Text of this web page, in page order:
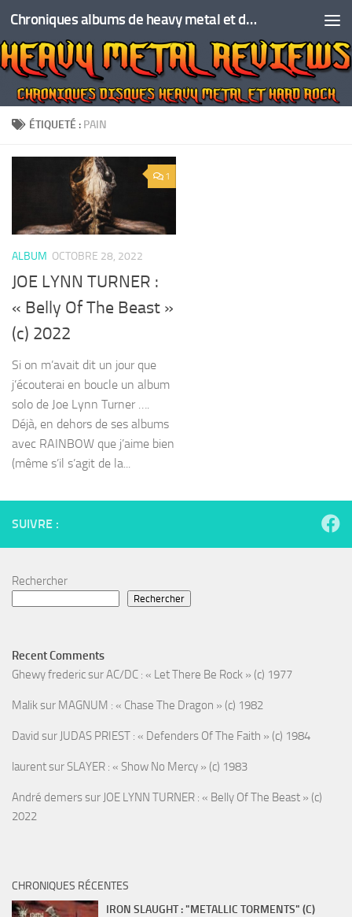
Skip to content Chroniques albums de heavy metal et de hard rock
ÉTIQUETÉ : PAIN
1
ALBUM OCTOBRE 28, 2022
JOE LYNN TURNER :
« Belly Of The Beast »
(c) 2022
Si on m’avait dit un jour que
j’écouterai en boucle un album
solo de Joe Lynn Turner ….
Déjà, en dehors de ses albums
avec RAINBOW que j’aime bien
(même s’il s’agit de la...
SUIVRE :
Rechercher
Rechercher
Recent Comments
Ghewy fredericsurAC/DC : « Let There Be Rock » (c) 1977
Maliksur MAGNUM : « Chase The Dragon » (c) 1982
David sur JUDAS PRIEST : « Defenders Of The Faith » (c) 1984
laurentsur SLAYER : « Show No Mercy » (c) 1983
André demerssur JOE LYNN TURNER : « Belly Of The Beast » (c)
2022
CHRONIQUES RÉCENTES
IRON SLAUGHT : "METALLIC TORMENTS" (C)